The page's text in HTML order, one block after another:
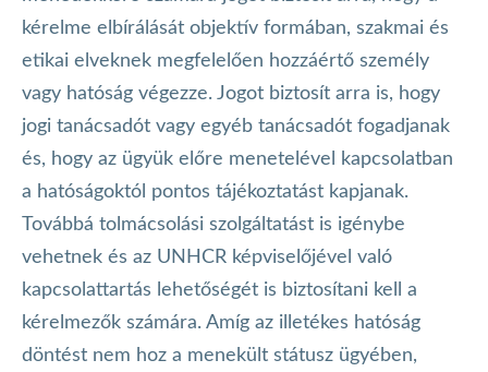
kérelme elbírálását objektív formában, szakmai és
etikai elveknek megfelelően hozzáértő személy
vagy hatóság végezze. Jogot biztosít arra is, hogy
jogi tanácsadót vagy egyéb tanácsadót fogadjanak
és, hogy az ügyük előre menetelével kapcsolatban
a hatóságoktól pontos tájékoztatást kapjanak.
Továbbá tolmácsolási szolgáltatást is igénybe
vehetnek és az UNHCR képviselőjével való
kapcsolattartás lehetőségét is biztosítani kell a
kérelmezők számára. Amíg az illetékes hatóság
döntést nem hoz a menekült státusz ügyében,